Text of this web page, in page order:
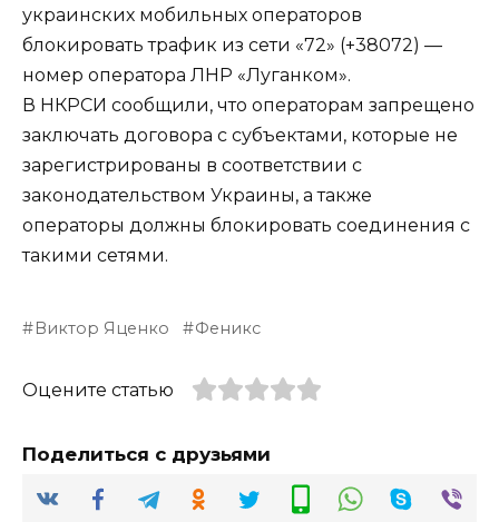
украинских мобильных операторов
блокировать трафик из сети «72» (+38072) —
номер оператора ЛНР «Луганком».
В НКРСИ сообщили, что операторам запрещено
заключать договора с субъектами, которые не
зарегистрированы в соответствии с
законодательством Украины, а также
операторы должны блокировать соединения с
такими сетями.
Виктор Яценко Феникс
Оцените статью
Поделиться с друзьями